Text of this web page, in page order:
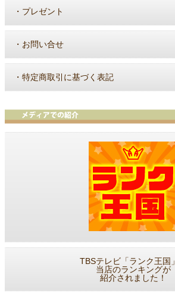
・ プレゼント
・ お問い合せ
・ 特定商取引に基づく表記
TBSテレビ「ランク王国
当店のランキングが
紹介されました！